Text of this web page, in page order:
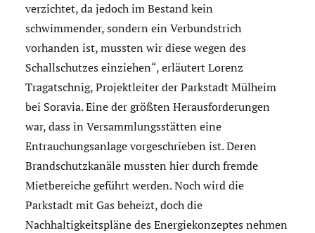
verzichtet, da jedoch im Bestand kein
schwimmender, sondern ein Verbundstrich
vorhanden ist, mussten wir diese wegen des
Schallschutzes einziehen“, erläutert Lorenz
Tragatschnig, Projektleiter der Parkstadt Mülheim
bei Soravia. Eine der größten Herausforderungen
war, dass in Versammlungsstätten eine
Entrauchungsanlage vorgeschrieben ist. Deren
Brandschutzkanäle mussten hier durch fremde
Mietbereiche geführt werden. Noch wird die
Parkstadt mit Gas beheizt, doch die
Nachhaltigkeitspläne des Energiekonzeptes nehmen